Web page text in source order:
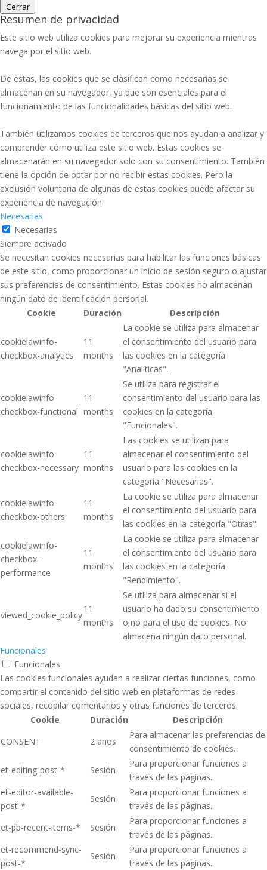
Cerrar
Resumen de privacidad
Este sitio web utiliza cookies para mejorar su experiencia mientras
navega por el sitio web.
De estas, las cookies que se clasifican como necesarias se
almacenan en su navegador, ya que son esenciales para el
funcionamiento de las funcionalidades básicas del sitio web.
También utilizamos cookies de terceros que nos ayudan a analizar y
comprender cómo utiliza este sitio web. Estas cookies se
almacenarán en su navegador solo con su consentimiento. También
tiene la opción de optar por no recibir estas cookies. Pero la
exclusión voluntaria de algunas de estas cookies puede afectar su
experiencia de navegación.
Necesarias
Necesarias
Siempre activado
Se necesitan cookies necesarias para habilitar las funciones básicas
de este sitio, como proporcionar un inicio de sesión seguro o ajustar
sus preferencias de consentimiento. Estas cookies no almacenan
ningún dato de identificación personal.
Cookie
Duración Descripción
cookielawinfo-
checkbox-analytics
11
months
La cookie se utiliza para almacenar
el consentimiento del usuario para
las cookies en la categoría
"Analíticas".
cookielawinfo-
checkbox-functional
11
months
Se utiliza para registrar el
consentimiento del usuario para las
cookies en la categoría
"Funcionales".
cookielawinfo-
checkbox-necessary
11
months
Las cookies se utilizan para
almacenar el consentimiento del
usuario para las cookies en la
categoría "Necesarias".
cookielawinfo-
checkbox-others
11
months
La cookie se utiliza para almacenar
el consentimiento del usuario para
las cookies en la categoría "Otras".
cookielawinfo-
checkbox-
performance
11
months
La cookie se utiliza para almacenar
el consentimiento del usuario para
las cookies en la categoría
"Rendimiento".
viewed_cookie_policy
11
months
Se utiliza para almacenar si el
usuario ha dado su consentimiento
o no para el uso de cookies. No
almacena ningún dato personal.
Funcionales
Funcionales
Las cookies funcionales ayudan a realizar ciertas funciones, como
compartir el contenido del sitio web en plataformas de redes
sociales, recopilar comentarios y otras funciones de terceros.
Cookie
Duración
Descripción
CONSENT
2 años
Para almacenar las preferencias de
consentimiento de cookies.
et-editing-post-*
Sesión
Para proporcionar funciones a
través de las páginas.
et-editor-available-
post-*
Sesión
Para proporcionar funciones a
través de las páginas.
et-pb-recent-items-*
Sesión
Para proporcionar funciones a
través de las páginas.
et-recommend-sync-
post-*
Sesión
Para proporcionar funciones a
través de las páginas.